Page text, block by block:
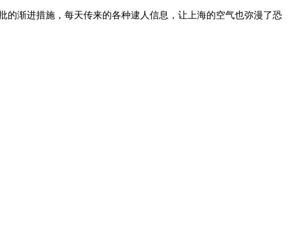
的渐进措施，每天传来的各种逮人信息，让上海的空气也弥漫了恐